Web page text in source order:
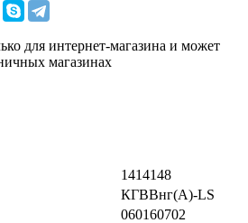
для интернет-магазина и может
магазинах
1414148
КГВВнг(А)-LS
060160702